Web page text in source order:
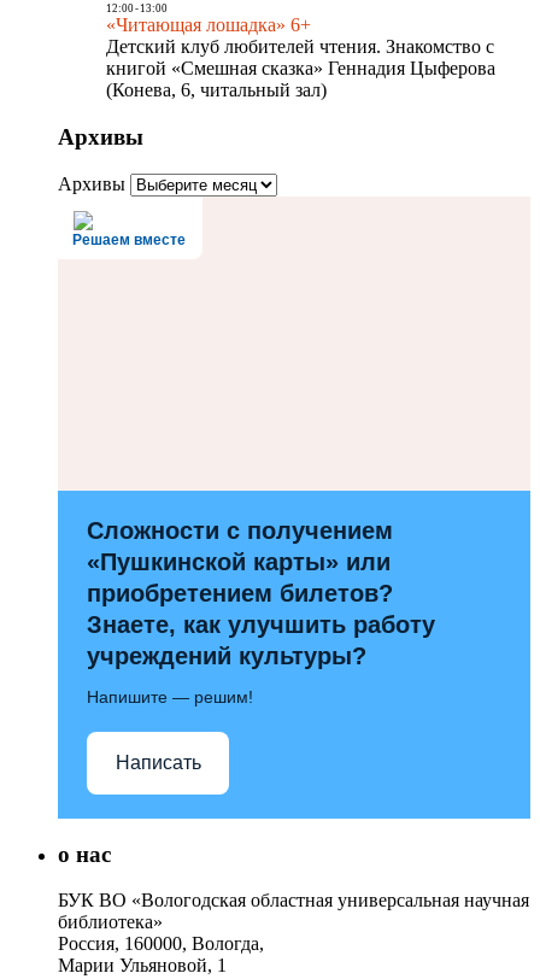
12:00- 13:00
«Читающая лошадка» 6+
Детский клуб любителей чтения. Знакомство с
книгой «Смешная сказка» Геннадия Цыферова
(Конева, 6, читальный зал)
Архивы
Архивы
Решаем вместе
Сложности с получением
«Пушкинской карты» или
приобретением билетов?
Знаете, как улучшить работу
учреждений культуры?
Напишите — решим!
Написать
о нас
БУК ВО «Вологодская областная универсальная научная
библиотека»
Россия, 160000, Вологда,
Марии Ульяновой, 1